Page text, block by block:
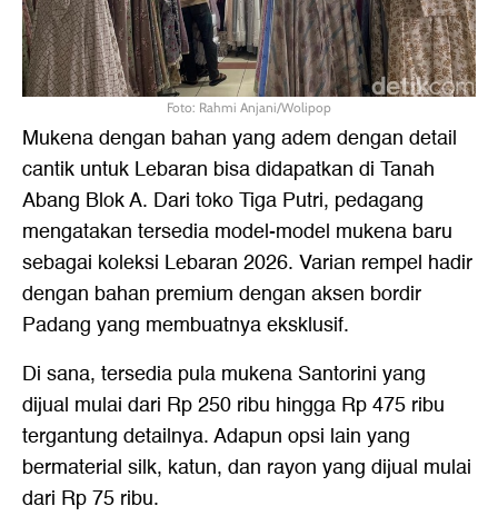
Foto: Rahmi Anjani/Wolipop
Mukena dengan bahan yang adem dengan detail
cantik untuk Lebaran bisa didapatkan di Tanah
Abang Blok A. Dari toko Tiga Putri, pedagang
mengatakan tersedia model-model mukena baru
sebagai koleksi Lebaran 2026. Varian rempel hadir
dengan bahan premium dengan aksen bordir
Padang yang membuatnya eksklusif.
Di sana, tersedia pula mukena Santorini yang
dijual mulai dari Rp 250 ribu hingga Rp 475 ribu
tergantung detailnya. Adapun opsi lain yang
bermaterial silk, katun, dan rayon yang dijual mulai
dari Rp 75 ribu.